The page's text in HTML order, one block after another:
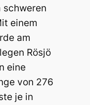
schweren
einem
am
Rösjö
eine
von 276
je in